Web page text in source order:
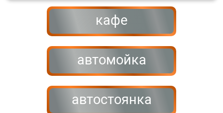
кафе
автомойка
автостоянка